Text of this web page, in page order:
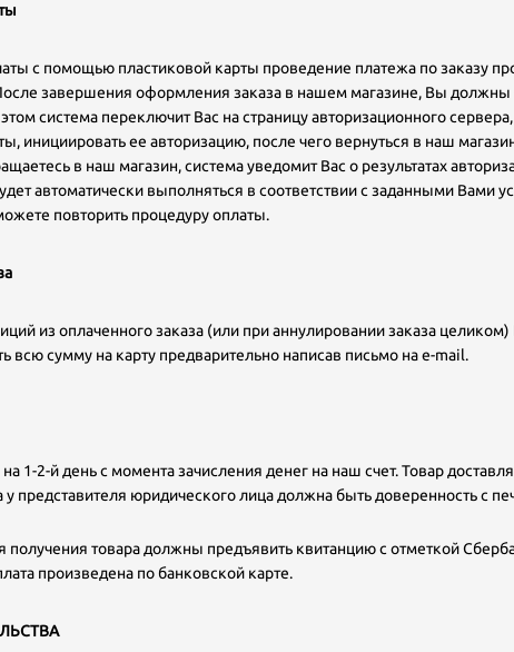
с помощью пластиковой карты проведение платежа по заказу
завершения оформления заказа в нашем магазине, Вы должны
система переключит Вас на страницу авторизационного
инициировать ее авторизацию, после чего вернуться в наш
в наш магазин, система уведомит Вас о результатах
автоматически выполняться в соответствии с заданными Вами
повторить процедуру оплаты.
из оплаченного заказа (или при аннулировании заказа
всю сумму на карту предварительно написав письмо на e-mail.
1-2-й день с момента зачисления денег на наш счет. Товар
у представителя юридического лица должна быть доверенность с
получения товара должны предъявить квитанцию с отметкой
произведена по банковской карте.